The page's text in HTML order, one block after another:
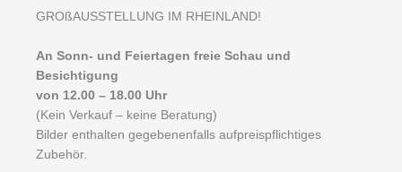
GROßAUSSTELLUNG IM RHEINLAND!
An Sonn- und Feiertagen freie Schau und
Besichtigung
von 12.00 – 18.00 Uhr
(Kein Verkauf – keine Beratung)
Bilder enthalten gegebenenfalls aufpreispflichtiges
Zubehör.